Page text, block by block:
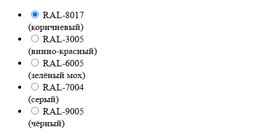
RAL-8017
(коричневый)
RAL-3005
(винно-красный)
RAL-6005
(зелёный мох)
RAL-7004
(серый)
RAL-9005
(чёрный)